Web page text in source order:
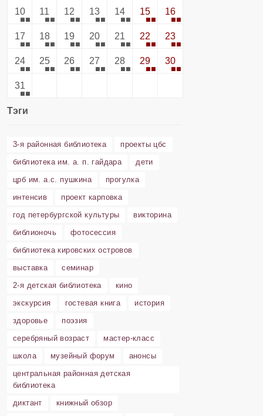
10 11 12 13 14 15 16
17 18 19 20 21 22 23
24 25 26 27 28 29 30
31
Тэги
3-я районная библиотека
проекты цбс
библиотека им. а. п. гайдара
дети
црб им. а.с. пушкина
прогулка
интенсив
проект карповка
год петербургской культуры
викторина
библионочь
фотосессия
библиотека кировских островов
выставка
семинар
2-я детская библиотека
кино
экскурсия
гостевая книга
история
здоровье
поэзия
серебряный возраст
мастер-класс
школа
музейный форум
анонсы
центральная районная детская
библиотека
диктант
книжный обзор